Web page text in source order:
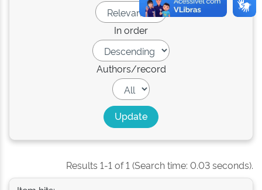
In order
Authors/record
Results 1-1 of 1 (Search time: 0.03 seconds).